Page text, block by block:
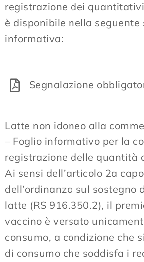
registrazione dei
è disponibile nella seguente
informativa:
Segnalazione
Latte non idoneo alla
– Foglio informativo per la
registrazione delle quantità
Ai sensi dell’articolo 2a
dell’ordinanza sul sostegno
latte (RS 916.350.2), il
vaccino è versato
consumo, a condizione che
di consumo che soddisfa i